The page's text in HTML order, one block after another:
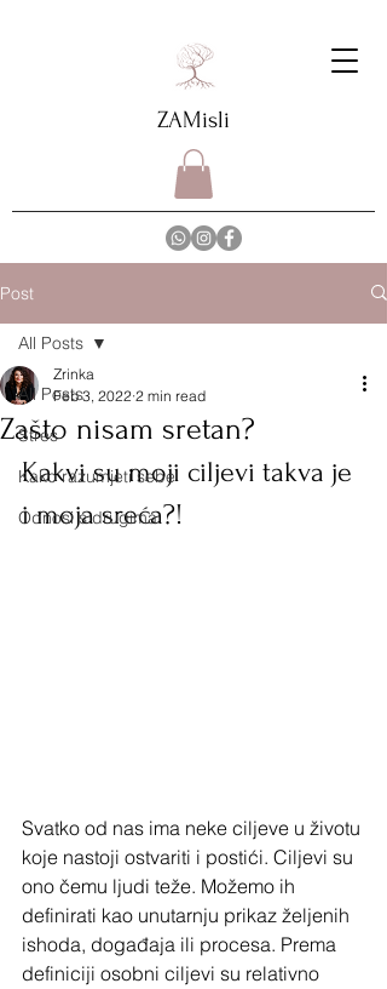
ZAMisli
Post
All Posts
Stres
Kako razumjeti sebe
Odnosi s drugima
All Posts
Zašto nisam sretan?
Zrinka
Feb 3, 2022 2 min read
Kakvi su moji ciljevi takva je
i moja sreća?!
Svatko od nas ima neke ciljeve u životu
koje nastoji ostvariti i postići. Ciljevi su
ono čemu ljudi teže. Možemo ih
definirati kao unutarnju prikaz željenih
ishoda, događaja ili procesa. Prema
definiciji osobni ciljevi su relativno